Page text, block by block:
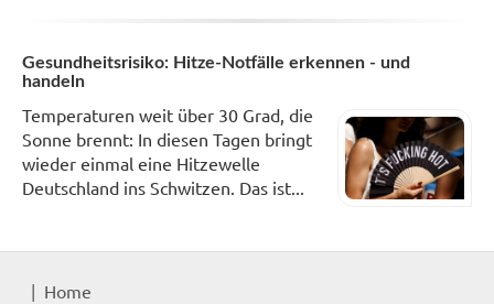
Gesundheitsrisiko: Hitze-Notfälle erkennen - und
handeln
Temperaturen weit über 30 Grad, die
Sonne brennt: In diesen Tagen bringt
wieder einmal eine Hitzewelle
Deutschland ins Schwitzen. Das ist...
Home